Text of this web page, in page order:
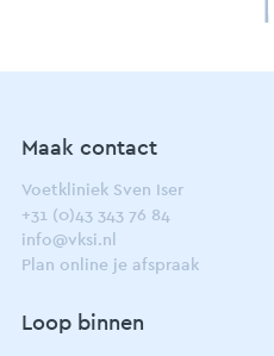
Maak contact
Voetkliniek Sven Iser
+31 (0)43 343 76 84
info@vksi.nl
Plan online je afspraak
Loop binnen